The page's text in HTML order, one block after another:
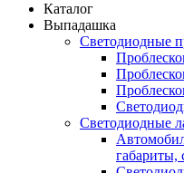
Каталог
Выпадашка
Светодиодные
Светодиодные
габариты,